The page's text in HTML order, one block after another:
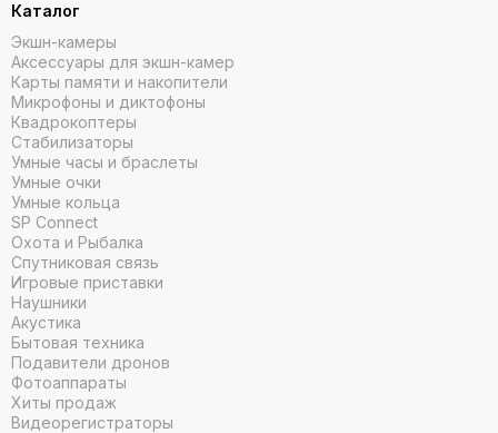
погружение и оснащен кнопками с защитой от протечек,
металлической защитой датчика и постоянно включенным
1,4-дюймовым дисплеем с солнечной зарядкой,
устойчивым к царапинам сапфировым стеклом и титановым
безелем. Он прошел испытания по военным стандартам
США на термостойкость, ударопрочность и водостойкость.
Каталог
Экшн-камеры
Аксессуары для экшн-камер
Карты памяти и накопители
Микрофоны и диктофоны
Квадрокоптеры
Стабилизаторы
Умные часы и браслеты
Умные очки
Умные кольца
SP Connect
Охота и Рыбалка
Спутниковая связь
Игровые приставки
Наушники
Акустика
Бытовая техника
Подавители дронов
Фотоаппараты
Хиты продаж
Видеорегистраторы